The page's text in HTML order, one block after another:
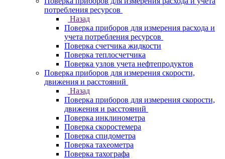
потребления ресурсов
Назад
Поверка приборов для измерения расхода и
учета потребления ресурсов
Поверка счетчика жидкости
Поверка теплосчетчика
Поверка узлов учета нефтепродуктов
Поверка приборов для измерения скорости,
движения и расстояний
Назад
Поверка приборов для измерения скорости,
движения и расстояний
Поверка инклинометра
Поверка скоростемера
Поверка спидометра
Поверка тахеометра
Поверка тахографа